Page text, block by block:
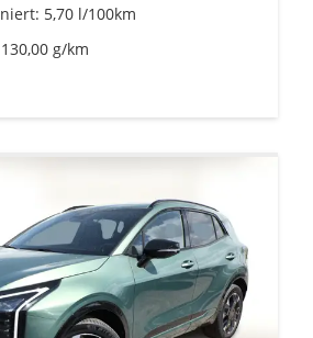
5,70 l/100km
130,00 g/km